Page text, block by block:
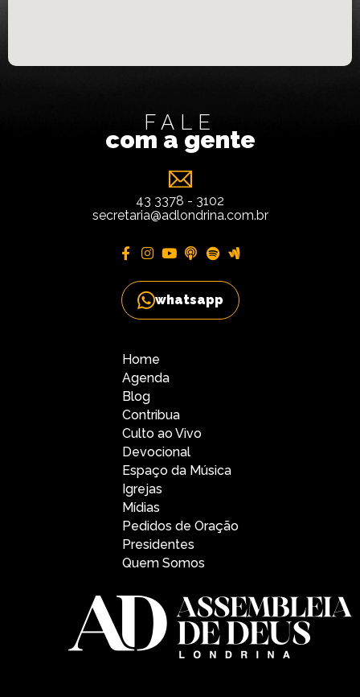
FALE
com a gente
43 3378 - 3102
secretaria@adlondrina.com.br
whatsapp
Home
Agenda
Blog
Contribua
Culto ao Vivo
Devocional
Espaço da Música
Igrejas
Mídias
Pedidos de Oração
Presidentes
Quem Somos